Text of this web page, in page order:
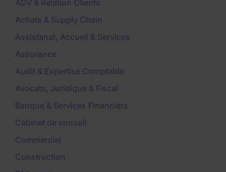
ADV & Relation Clients
Achats & Supply Chain
Assistanat, Accueil & Services
Assurance
Audit & Expertise Comptable
Avocats, Juridique & Fiscal
Banque & Services Financiers
Cabinet de conseil
Commercial
Construction